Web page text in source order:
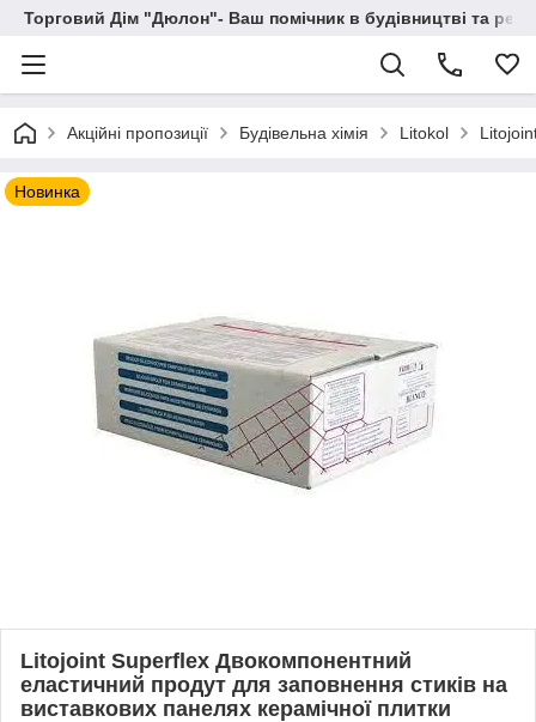
Торговий Дім "Дюлон"- Ваш помічник в будівництві та
Акційні пропозиції Будівельна хімія Litokol
Новинка
Litojoint Superflex Двокомпонентний
еластичний продут для заповнення стиків на
виставкових панелях керамічної плитки